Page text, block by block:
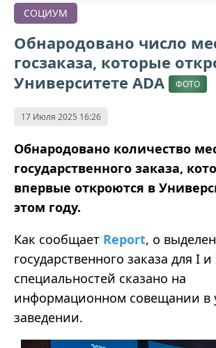
СОЦИУМ
Обнародовано число
госзаказа, которые
Университете ADA
ФОТО
17 Июля 2025 16:26
Обнародовано количество
государственного заказа,
впервые откроются в
этом году.
Как сообщает Report, о
государственного заказа для I и
специальностей сказано на
информационном совещании в
заведении.